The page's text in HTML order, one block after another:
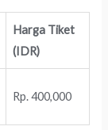
Harga Tiket
(IDR)
Rp. 400,000